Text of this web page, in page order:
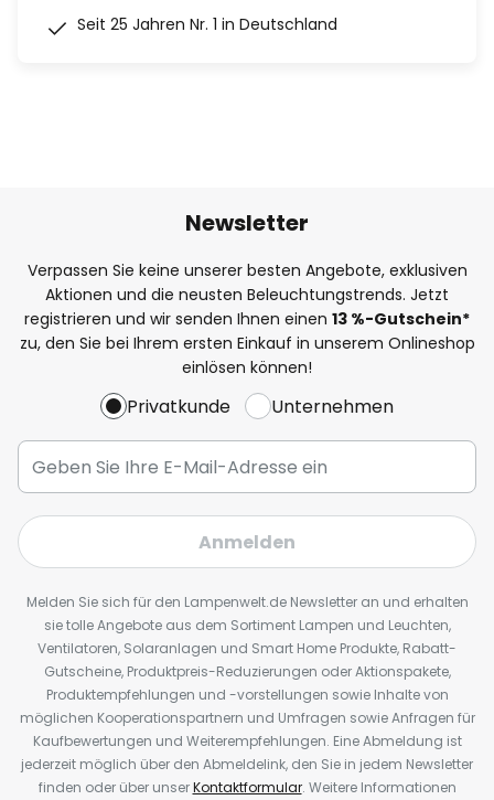
Seit 25 Jahren Nr. 1 in Deutschland
Newsletter
Verpassen Sie keine unserer besten Angebote, exklusiven
Aktionen und die neusten Beleuchtungstrends. Jetzt
registrieren und wir senden Ihnen einen 13 %-Gutschein*
zu, den Sie bei Ihrem ersten Einkauf in unserem Onlineshop
einlösen können!
Privatkunde Unternehmen
Anmelden
Melden Sie sich für den Lampenwelt.de Newsletter an und erhalten
sie tolle Angebote aus dem Sortiment Lampen und Leuchten,
Ventilatoren, Solaranlagen und Smart Home Produkte, Rabatt-
Gutscheine, Produktpreis-Reduzierungen oder Aktionspakete,
Produktempfehlungen und -vorstellungen sowie Inhalte von
möglichen Kooperationspartnern und Umfragen sowie Anfragen für
Kaufbewertungen und Weiterempfehlungen. Eine Abmeldung ist
jederzeit möglich über den Abmeldelink, den Sie in jedem Newsletter
finden oder über unserKontaktformular. Weitere Informationen